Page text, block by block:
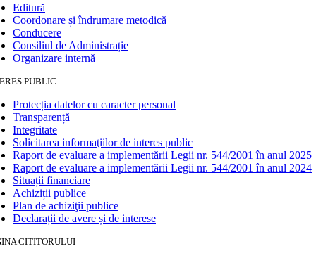
Editură
Coordonare și îndrumare metodică
Conducere
Consiliul de Administrație
Organizare internă
PUBLIC
Protecția datelor cu caracter personal
Transparență
Integritate
Solicitarea informaţiilor de interes public
Raport de evaluare a implementării Legii nr. 544/2001 în anul 2025
Raport de evaluare a implementării Legii nr. 544/2001 în anul 2024
Situații financiare
Achiziții publice
Plan de achiziţii publice
Declarații de avere și de interese
CITITORULUI